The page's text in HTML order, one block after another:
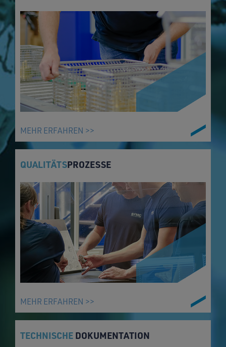
MEHR ERFAHREN >>
QUALITÄTSPROZESSE
MEHR ERFAHREN >>
TECHNISCHE DOKUMENTATION